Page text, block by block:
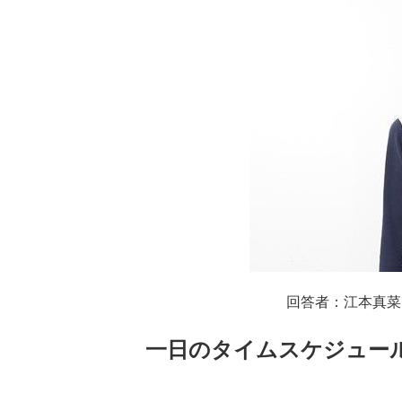
回答者：江本真
一日のタイムスケジュー